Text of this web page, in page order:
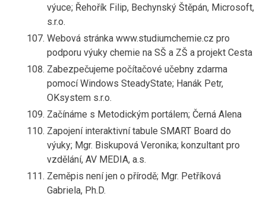
výuce; Řehořík Filip, Bechynský Štěpán, Microsoft,
s.r.o.
Webová stránka www.studiumchemie.cz pro
podporu výuky chemie na SŠ a ZŠ a projekt Cesta
Zabezpečujeme počítačové učebny zdarma
pomocí Windows SteadyState; Hanák Petr,
OKsystem s.r.o.
Začínáme s Metodickým portálem; Černá Alena
Zapojení interaktivní tabule SMART Board do
výuky; Mgr. Biskupová Veronika; konzultant pro
vzdělání, AV MEDIA, a.s.
Zeměpis není jen o přírodě; Mgr. Petříková
Gabriela, Ph.D.